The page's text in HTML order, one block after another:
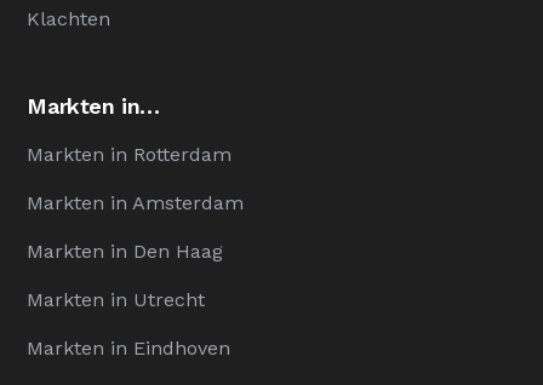
Klachten
Markten in…
Markten in Rotterdam
Markten in Amsterdam
Markten in Den Haag
Markten in Utrecht
Markten in Eindhoven